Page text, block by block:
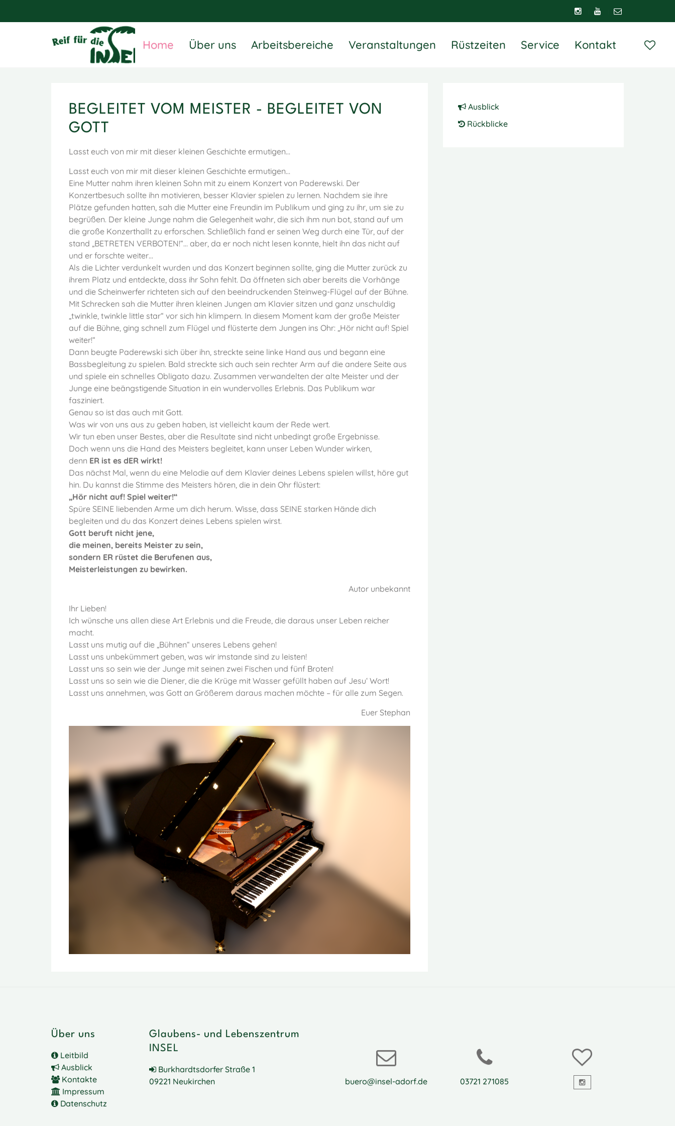
Home Über uns Arbeitsbereiche Veranstaltungen Rüstzeiten Service Kontakt
BEGLEITET VOM MEISTER - BEGLEITET VON
GOTT
Lasst euch von mir mit dieser kleinen Geschichte ermutigen…
Lasst euch von mir mit dieser kleinen Geschichte ermutigen…
Eine Mutter nahm ihren kleinen Sohn mit zu einem Konzert von Paderewski. Der
Konzertbesuch sollte ihn motivieren, besser Klavier spielen zu lernen. Nachdem sie ihre
Plätze gefunden hatten, sah die Mutter eine Freundin im Publikum und ging zu ihr, um sie zu
begrüßen. Der kleine Junge nahm die Gelegenheit wahr, die sich ihm nun bot, stand auf um
die große Konzerthallt zu erforschen. Schließlich fand er seinen Weg durch eine Tür, auf der
stand „BETRETEN VERBOTEN!“… aber, da er noch nicht lesen konnte, hielt ihn das nicht auf
und er forschte weiter…
Als die Lichter verdunkelt wurden und das Konzert beginnen sollte, ging die Mutter zurück zu
ihrem Platz und entdeckte, dass ihr Sohn fehlt. Da öffneten sich aber bereits die Vorhänge
und die Scheinwerfer richteten sich auf den beeindruckenden Steinweg-Flügel auf der Bühne.
Mit Schrecken sah die Mutter ihren kleinen Jungen am Klavier sitzen und ganz unschuldig
„twinkle, twinkle little star“ vor sich hin klimpern. In diesem Moment kam der große Meister
auf die Bühne, ging schnell zum Flügel und flüsterte dem Jungen ins Ohr: „Hör nicht auf! Spiel
weiter!“
Dann beugte Paderewski sich über ihn, streckte seine linke Hand aus und begann eine
Bassbegleitung zu spielen. Bald streckte sich auch sein rechter Arm auf die andere Seite aus
und spiele ein schnelles Obligato dazu. Zusammen verwandelten der alte Meister und der
Junge eine beängstigende Situation in ein wundervolles Erlebnis. Das Publikum war
fasziniert.
Genau so ist das auch mit Gott.
Was wir von uns aus zu geben haben, ist vielleicht kaum der Rede wert.
Wir tun eben unser Bestes, aber die Resultate sind nicht unbedingt große Ergebnisse.
Doch wenn uns die Hand des Meisters begleitet, kann unser Leben Wunder wirken,
denn ER ist es dER wirkt!
Das nächst Mal, wenn du eine Melodie auf dem Klavier deines Lebens spielen willst, höre gut
hin. Du kannst die Stimme des Meisters hören, die in dein Ohr flüstert:
„Hör nicht auf! Spiel weiter!“
Spüre SEINE liebenden Arme um dich herum. Wisse, dass SEINE starken Hände dich
begleiten und du das Konzert deines Lebens spielen wirst.
Gott beruft nicht jene,
die meinen, bereits Meister zu sein,
sondern ER rüstet die Berufenen aus,
Meisterleistungen zu bewirken.
Autor unbekannt
Ihr Lieben!
Ich wünsche uns allen diese Art Erlebnis und die Freude, die daraus unser Leben reicher
macht.
Lasst uns mutig auf die „Bühnen“ unseres Lebens gehen!
Lasst uns unbekümmert geben, was wir imstande sind zu leisten!
Lasst uns so sein wie der Junge mit seinen zwei Fischen und fünf Broten!
Lasst uns so sein wie die Diener, die die Krüge mit Wasser gefüllt haben auf Jesu‘ Wort!
Lasst uns annehmen, was Gott an Größerem daraus machen möchte – für alle zum Segen.
Euer Stephan
Ausblick
Rückblicke
Über uns
Leitbild
Ausblick
Kontakte
Impressum
Datenschutz
Glaubens- und Lebenszentrum
INSEL
Burkhardtsdorfer Straße 1
09221 Neukirchen
buero@insel-adorf.de 03721 271085